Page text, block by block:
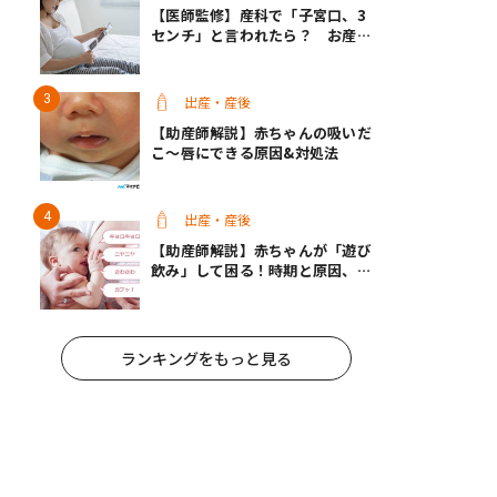
【医師監修】産科で「子宮口、3
センチ」と言われたら？ お産は
出産・産後
【助産師解説】赤ちゃんの吸いだ
こ〜唇にできる原因&対処法
出産・産後
【助産師解説】赤ちゃんが「遊び
飲み」して困る！時期と原因、マ
ランキングをもっと見る